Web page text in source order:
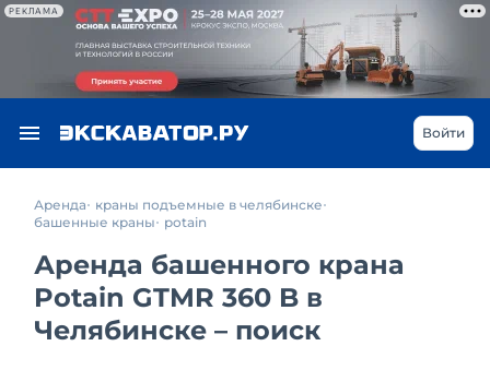
РЕКЛАМА
Войти
Аренда
краны подъемные в челябинске
башенные краны
potain
Аренда башенного крана
Potain GTMR 360 B в
Челябинске – поиск